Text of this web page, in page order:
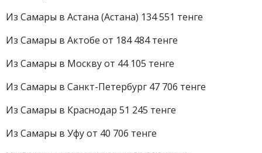
Из Самары в Астана (Астана) 134 551 тенге
Из Самары в Актобе от 184 484 тенге
Из Самары в Москву от 44 105 тенге
Из Самары в Санкт-Петербург 47 706 тенге
Из Самары в Краснодар 51 245 тенге
Из Самары в Уфу от 40 706 тенге